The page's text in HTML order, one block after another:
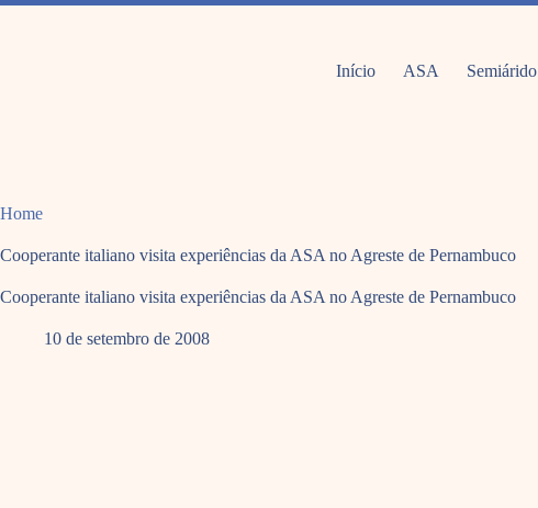
Pular
Início ASA Semiárido
Home
Cooperante italiano visita experiências da ASA no Agreste de Pernambuco
Cooperante italiano visita experiências da ASA no Agreste de Pernambuco
10 de setembro de 2008